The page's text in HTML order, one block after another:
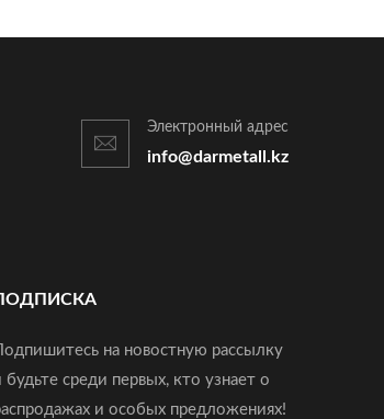
Электронный адрес
info@darmetall.kz
Подпишитесь на новостную рассылку
будьте среди первых, кто узнает о
и особых предложениях!